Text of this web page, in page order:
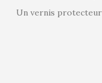
Un vernis